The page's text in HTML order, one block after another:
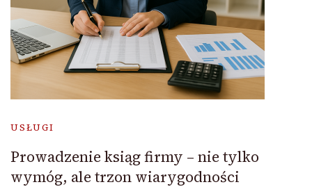
USŁUGI
Prowadzenie ksiąg firmy – nie tylko
wymóg, ale trzon wiarygodności